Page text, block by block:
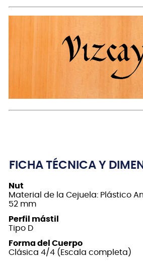
FICHA TÉCNICA Y
Nut
Material de la Cejuela: Plástico
52 mm
Perfil mástil
Tipo D
Forma del Cuerpo
Clásica 4/4 (Escala completa)